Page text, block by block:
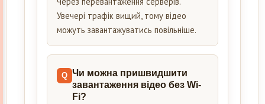
Увечері трафік вищий, тому відео
можуть завантажуватись повільніше.
Чи можна пришвидшити
завантаження відео без Wi-
Fi?